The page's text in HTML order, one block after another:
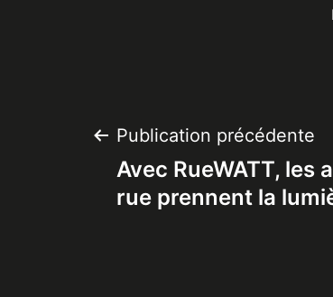
Navigation
de
Publication précédente
Avec RueWATT, les
rue prennent la